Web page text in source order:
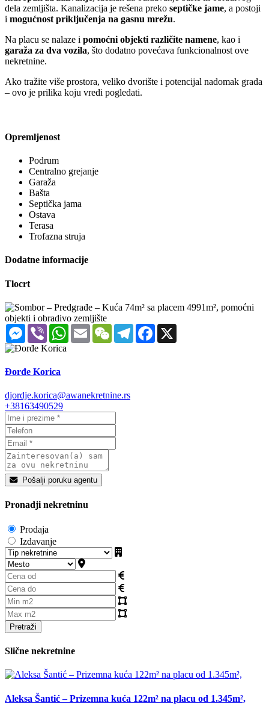
dela zemljišta. Kanalizacija je rešena preko septičke jame, a postoji
i mogućnost priključenja na gasnu mrežu.
Na placu se nalaze i pomoćni objekti različite namene, kao i
garaža za dva vozila, što dodatno povećava funkcionalnost ove
nekretnine.
Ako tražite više prostora, veliko dvorište i potencijal nadomak grada
– ovo je prilika koju vredi pogledati.
Opremljenost
Podrum
Centralno grejanje
Garaža
Bašta
Septička jama
Ostava
Terasa
Trofazna struja
Dodatne informacije
Tlocrt
Messenger
Viber WhatsApp
Email WeChatTelegramFacebook
Đorđe Korica
djordje.korica@awanekretnine.rs
+38163490529
Pošalji poruku agentu
Pronadji nekretninu
Prodaja
Izdavanje
Pretraži
Slične nekretnine
Aleksa Šantić – Prizemna kuća 122m² na placu od 1.345m²,